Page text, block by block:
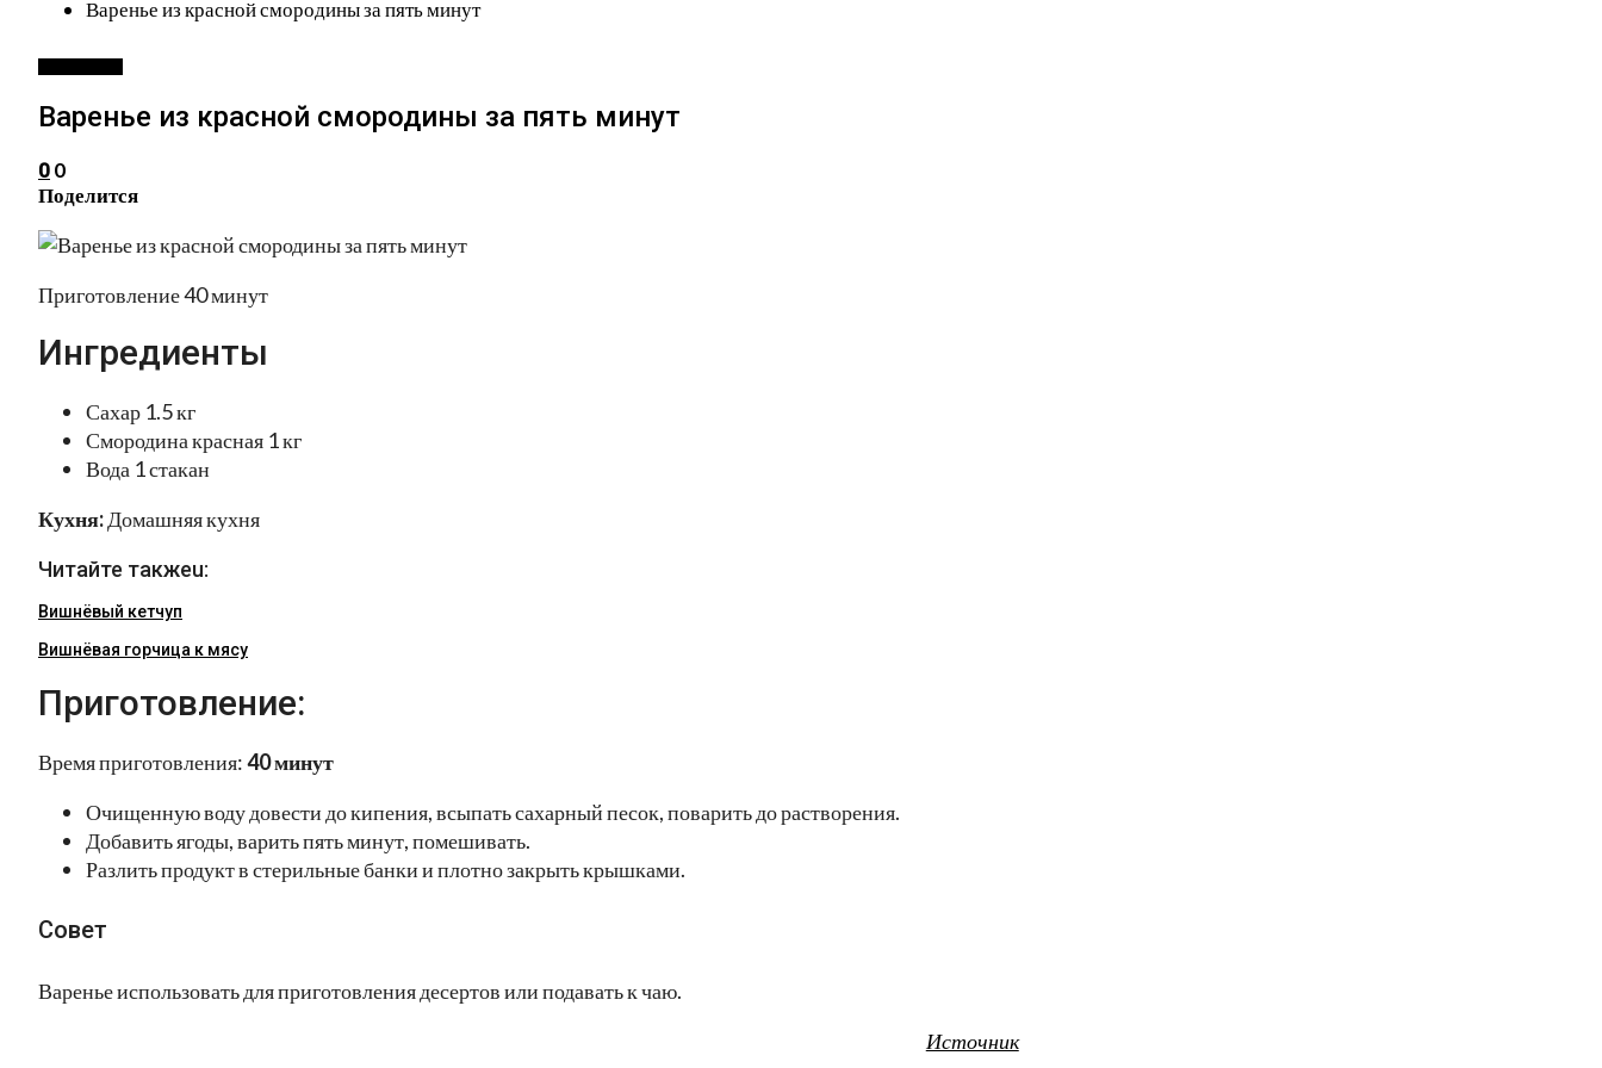
Варенье из красной смородины за пять минут
Варенье из красной смородины за пять минут
0 0
Поделится
Приготовление 40 минут
Ингредиенты
Сахар 1.5 кг
Смородина красная 1 кг
Вода 1 стакан
Кухня: Домашняя кухня
Читайте такжеu:
Вишнёвый кетчуп
Вишнёвая горчица к мясу
Приготовление:
Время приготовления:40 минут
Очищенную воду довести до кипения, всыпать сахарный песок, поварить до растворения.
Добавить ягоды, варить пять минут, помешивать.
Разлить продукт в стерильные банки и плотно закрыть крышками.
Совет
Варенье использовать для приготовления десертов или подавать к чаю.
Источник